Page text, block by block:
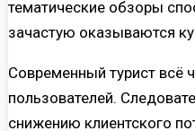
тематические обзоры
зачастую оказываются
Современный турист всё
пользователей.
снижению клиентского